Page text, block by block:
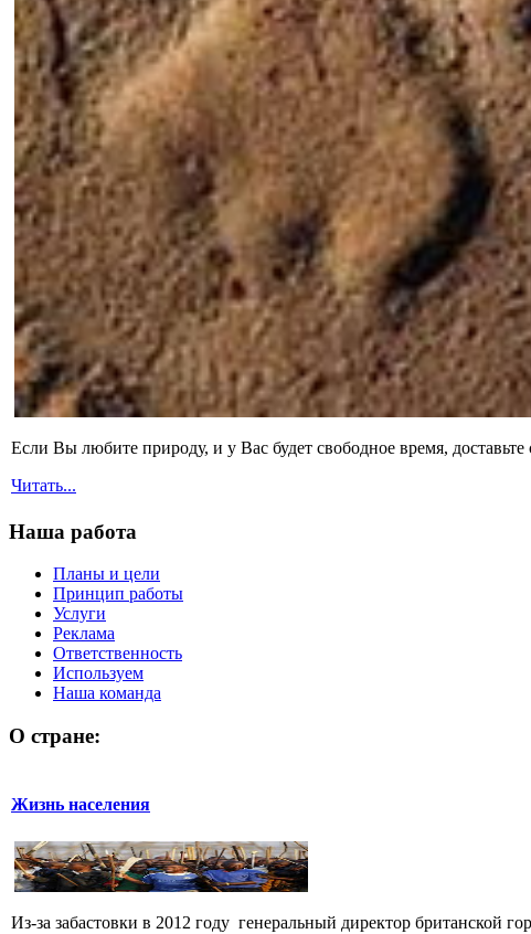
Если Вы любите природу, и у Вас будет свободное время,
Читать...
Наша работа
Планы и цели
Принцип работы
Услуги
Реклама
Ответственность
Используем
Наша команда
О стране:
Жизнь населения
Из-за забастовки в 2012 году генеральный директор британской